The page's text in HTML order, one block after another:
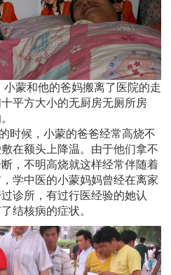
小蒙和他的爸妈搬离了医院的走
平方大小的无厨房无厕所房
时候，小蒙的爸爸经常高烧不
在额头上降温。由于他们拿不
，不明高烧就这样经常伴随着
学中医的小蒙妈妈曾经在离家
诊所，有过行医经验的她认
结核病的症状。